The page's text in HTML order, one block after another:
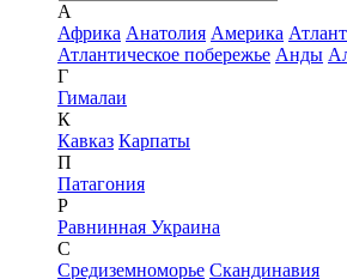
А
Африка Анатолия Америка
Атлантическое побережье Анды
Г
Гималаи
К
Кавказ Карпаты
П
Патагония
Р
Равнинная Украина
С
Средиземноморье Скандинавия